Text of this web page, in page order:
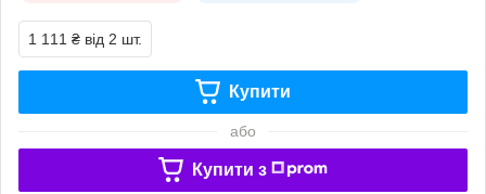
1 111 ₴ від 2 шт.
Купити
або
Купити з